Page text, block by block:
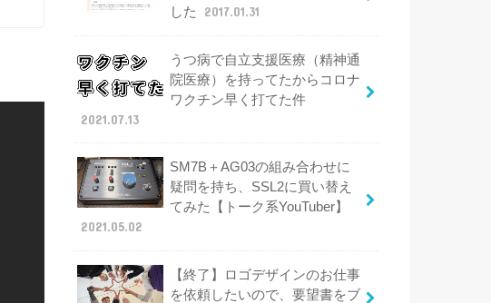
した
2017.01.31
うつ病で自立支援医療（精神通
院医療）を持ってたからコロナ
ワクチン早く打てた件
2021.07.13
SM7B＋AG03の組み合わせに
疑問を持ち、SSL2に買い替え
てみた【トーク系YouTuber】
2021.05.02
【終了】ロゴデザインのお仕事
を依頼したいので、要望書をブ